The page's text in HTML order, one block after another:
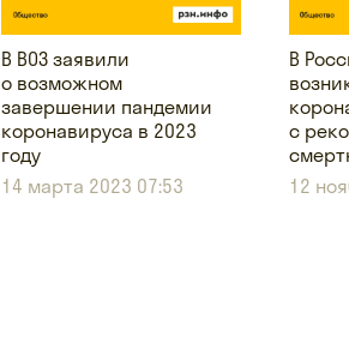
В ВОЗ заявили
о возможном
завершении пандемии
коронавируса в 2023
году
14 марта 2023 07:53
В
с
12